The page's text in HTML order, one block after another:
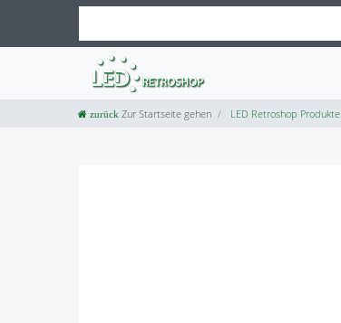
Zur Startseite gehen LED Retroshop Produkte